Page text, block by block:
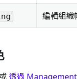
編輯組織
透過